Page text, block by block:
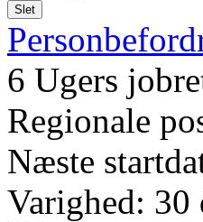
Slet
6 Ugers
Regionale
Næste
Varighed: 30